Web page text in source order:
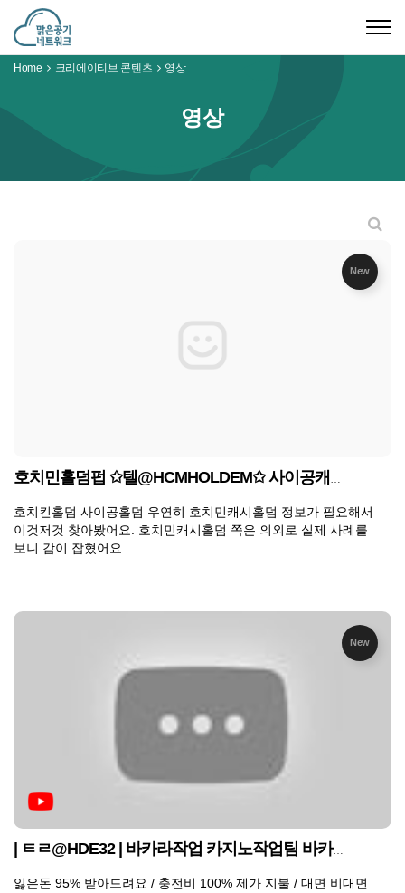
Home 크리에이티브 콘텐츠 영상
영상
New
호치민홀덤펍 ✩텔@HCMHOLDEM✩ 사이공캐시홀덤
호치킨홀덤 사이공홀덤 우연히 호치민캐시홀덤 정보가 필요해서
이것저것 찾아봤어요. 호치민캐시홀덤 쪽은 의외로 실제 사례를
보니 감이 잡혔어요. …
New
| ㅌㄹ@HDE32 | 바카라작업 카지노작업팀 바카라밸런스 엔트리밸런스
잃은돈 95% 받아드려요 / 충전비 100% 제가 지불 / 대면 비대면